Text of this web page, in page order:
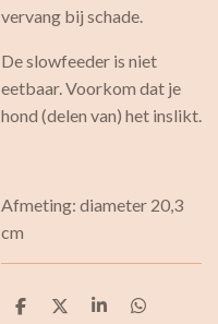
vervang bij schade.
De slowfeeder is niet
eetbaar. Voorkom dat je
hond (delen van) het inslikt.
Afmeting: diameter 20,3
cm
D
D
S
D